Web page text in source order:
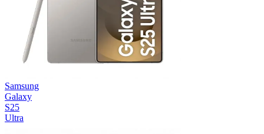
Samsung
Galaxy
S25
Ultra